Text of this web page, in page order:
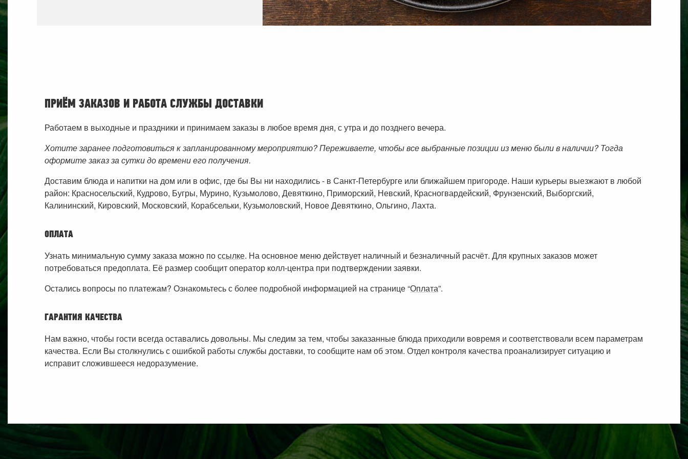
ПРИЁМ ЗАКАЗОВ И РАБОТА СЛУЖБЫ ДОСТАВКИ
Работаем в выходные и праздники и принимаем заказы в любое время дня, с утра и до позднего вечера.
Хотите заранее подготовиться к запланированному мероприятию? Переживаете, чтобы все выбранные позиции из меню были в наличии? Тогда
оформите заказ за сутки до времени его получения.
Доставим блюда и напитки на дом или в офис, где бы Вы ни находились - в Санкт-Петербурге или ближайшем пригороде. Наши курьеры выезжают в любой
район: Красносельский, Кудрово, Бугры, Мурино, Кузьмолово, Девяткино, Приморский, Невский, Красногвардейский, Фрунзенский, Выборгский,
Калининский, Кировский, Московский, Корабсельки, Кузьмоловский, Новое Девяткино, Ольгино, Лахта.
ОПЛАТА
Узнать минимальную сумму заказа можно поссылке. На основное меню действует наличный и безналичный расчёт. Для крупных заказов может
потребоваться предоплата. Её размер сообщит оператор колл-центра при подтверждении заявки.
Остались вопросы по платежам? Ознакомьтесь с более подробной информацией на странице “Оплата”.
ГАРАНТИЯ КАЧЕСТВА
Нам важно, чтобы гости всегда оставались довольны. Мы следим за тем, чтобы заказанные блюда приходили вовремя и соответствовали всем параметрам
качества. Если Вы столкнулись с ошибкой работы службы доставки, то сообщите нам об этом. Отдел контроля качества проанализирует ситуацию и
исправит сложившееся недоразумение.